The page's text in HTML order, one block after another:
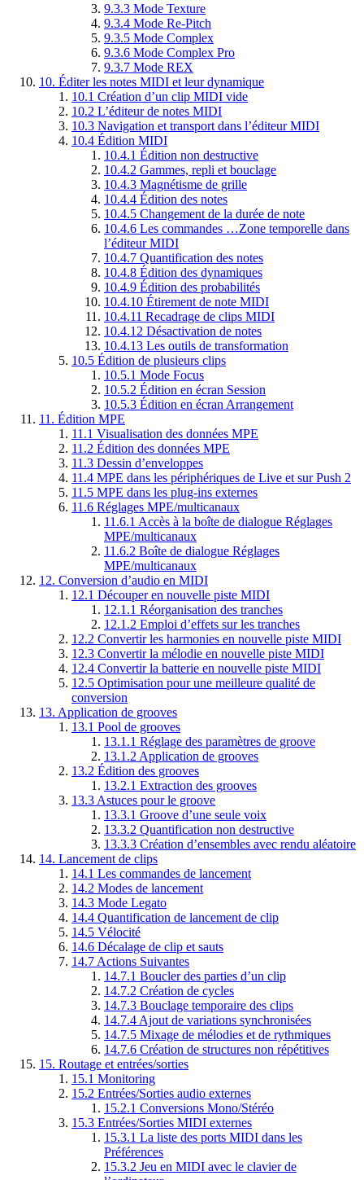
9.3.3 Mode Texture
9.3.4 Mode Re-Pitch
9.3.5 Mode Complex
9.3.6 Mode Complex Pro
9.3.7 Mode REX
10. Éditer les notes MIDI et leur dynamique
10.1 Création d’un clip MIDI vide
10.2 L’éditeur de notes MIDI
10.3 Navigation et transport dans l’éditeur MIDI
10.4 Édition MIDI
10.4.1 Édition non destructive
10.4.2 Gammes, repli et bouclage
10.4.3 Magnétisme de grille
10.4.4 Édition des notes
10.4.5 Changement de la durée de note
10.4.6 Les commandes …Zone temporelle dans
l’éditeur MIDI
10.4.7 Quantification des notes
10.4.8 Édition des dynamiques
10.4.9 Édition des probabilités
10.4.10 Étirement de note MIDI
10.4.11 Recadrage de clips MIDI
10.4.12 Désactivation de notes
10.4.13 Les outils de transformation
10.5 Édition de plusieurs clips
10.5.1 Mode Focus
10.5.2 Édition en écran Session
10.5.3 Édition en écran Arrangement
11. Édition MPE
11.1 Visualisation des données MPE
11.2 Édition des données MPE
11.3 Dessin d’enveloppes
11.4 MPE dans les périphériques de Live et sur Push 2
11.5 MPE dans les plug-ins externes
11.6 Réglages MPE/multicanaux
11.6.1 Accès à la boîte de dialogue Réglages
MPE/multicanaux
11.6.2 Boîte de dialogue Réglages
MPE/multicanaux
12. Conversion d’audio en MIDI
12.1 Découper en nouvelle piste MIDI
12.1.1 Réorganisation des tranches
12.1.2 Emploi d’effets sur les tranches
12.2 Convertir les harmonies en nouvelle piste MIDI
12.3 Convertir la mélodie en nouvelle piste MIDI
12.4 Convertir la batterie en nouvelle piste MIDI
12.5 Optimisation pour une meilleure qualité de
conversion
13. Application de grooves
13.1 Pool de grooves
13.1.1 Réglage des paramètres de groove
13.1.2 Application de grooves
13.2 Édition des grooves
13.2.1 Extraction des grooves
13.3 Astuces pour le groove
13.3.1 Groove d’une seule voix
13.3.2 Quantification non destructive
13.3.3 Création d’ensembles avec rendu aléatoire
14. Lancement de clips
14.1 Les commandes de lancement
14.2 Modes de lancement
14.3 Mode Legato
14.4 Quantification de lancement de clip
14.5 Vélocité
14.6 Décalage de clip et sauts
14.7 Actions Suivantes
14.7.1 Boucler des parties d’un clip
14.7.2 Création de cycles
14.7.3 Bouclage temporaire des clips
14.7.4 Ajout de variations synchronisées
14.7.5 Mixage de mélodies et de rythmiques
14.7.6 Création de structures non répétitives
15. Routage et entrées/sorties
15.1 Monitoring
15.2 Entrées/Sorties audio externes
15.2.1 Conversions Mono/Stéréo
15.3 Entrées/Sorties MIDI externes
15.3.1 La liste des ports MIDI dans les
Préférences
15.3.2 Jeu en MIDI avec le clavier de